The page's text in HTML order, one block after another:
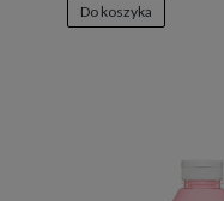
Do koszyka